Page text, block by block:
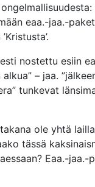
eaa.-jaa.-
nostettu esiin
– jaa.
tunkevat
ole yhtä
tässä
Eaa.-jaa.-